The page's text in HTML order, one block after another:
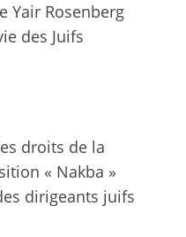
Yair Rosenberg
des Juifs
droits de la
« Nakba »
dirigeants juifs